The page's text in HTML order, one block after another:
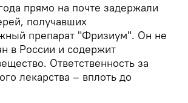
прямо на почте задержали
получавших
препарат "Фризиум". Он не
в России и содержит
Ответственность за
лекарства – вплоть до